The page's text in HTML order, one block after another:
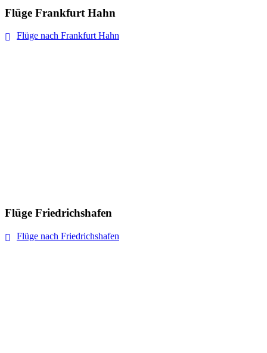
Flüge Frankfurt Hahn
Flüge nach Frankfurt Hahn
Flüge Friedrichshafen
Flüge nach Friedrichshafen